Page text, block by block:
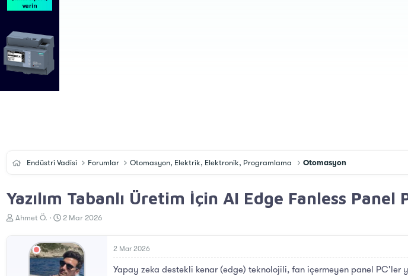
Endüstri Vadisi Forumlar Otomasyon, Elektrik, Elektronik, Programlama Otomasyon
Yazılım Tabanlı Üretim İçin AI Edge Fanless Panel
K
Ahmet Ö.
B
l
a
n
2 Mar 2026
2 Mar 2026
Yapay zeka destekli kenar (edge) teknolojili, fan içermeyen panel PC'ler